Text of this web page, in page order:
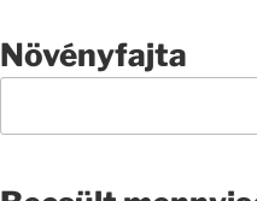
Növényfajta